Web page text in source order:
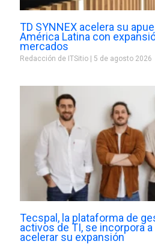
TD SYNNEX acelera su
América Latina con
mercados
Redacción de ITSitio 5 de agosto 2026
Tecspal, la plataforma de
activos de TI, se incorpora
acelerar su expansión